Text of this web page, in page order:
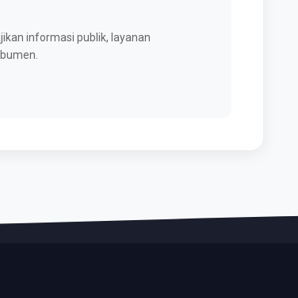
informasi publik, layanan